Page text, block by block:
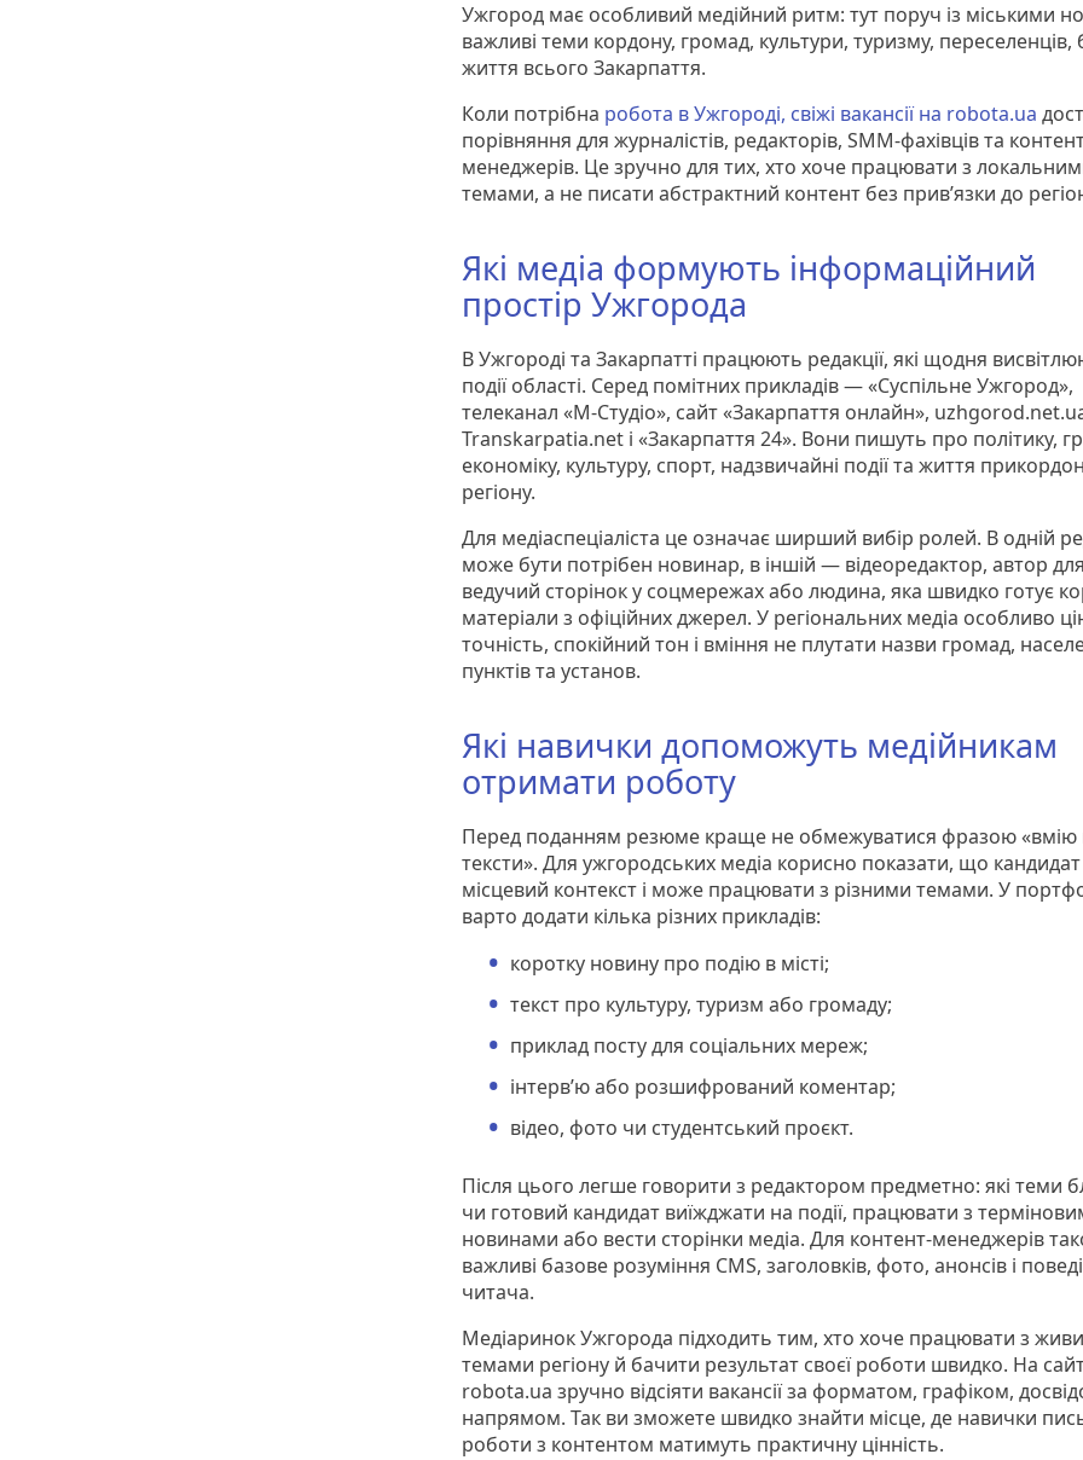
Ужгород має особливий медійний ритм: тут поруч із міськими
важливі теми кордону, громад, культури, туризму, переселенців,
життя всього Закарпаття.
Коли потрібна робота в Ужгороді, свіжі вакансії на robota.ua
порівняння для журналістів, редакторів, SMM-фахівців та
менеджерів. Це зручно для тих, хто хоче працювати з
темами, а не писати абстрактний контент без прив’язки до
Які медіа формують інформаційний
простір Ужгорода
В Ужгороді та Закарпатті працюють редакції, які щодня
події області. Серед помітних прикладів — «Суспільне Ужгород»,
телеканал «М-Студіо», сайт «Закарпаття онлайн»,
Transkarpatia.net і «Закарпаття 24». Вони пишуть про політику,
економіку, культуру, спорт, надзвичайні події та життя
регіону.
Для медіаспеціаліста це означає ширший вибір ролей. В одній
може бути потрібен новинар, в іншій — відеоредактор, автор
ведучий сторінок у соцмережах або людина, яка швидко готує
матеріали з офіційних джерел. У регіональних медіа особливо
точність, спокійний тон і вміння не плутати назви громад,
пунктів та установ.
Які навички допоможуть медійникам
отримати роботу
Перед поданням резюме краще не обмежуватися фразою «вмію
тексти». Для ужгородських медіа корисно показати, що кандидат
місцевий контекст і може працювати з різними темами. У
варто додати кілька різних прикладів:
коротку новину про подію в місті;
текст про культуру, туризм або громаду;
приклад посту для соціальних мереж;
інтерв’ю або розшифрований коментар;
відео, фото чи студентський проєкт.
Після цього легше говорити з редактором предметно: які теми
чи готовий кандидат виїжджати на події, працювати з
новинами або вести сторінки медіа. Для контент-менеджерів
важливі базове розуміння CMS, заголовків, фото, анонсів і
читача.
Медіаринок Ужгорода підходить тим, хто хоче працювати з
темами регіону й бачити результат своєї роботи швидко. На
robota.ua зручно відсіяти вакансії за форматом, графіком,
напрямом. Так ви зможете швидко знайти місце, де навички
роботи з контентом матимуть практичну цінність.